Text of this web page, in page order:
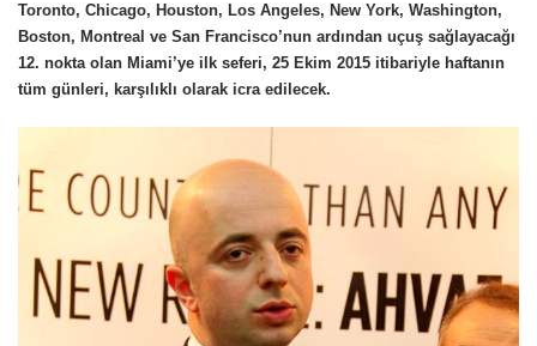
Toronto, Chicago, Houston, Los Angeles, New York, Washington,
Boston, Montreal ve San Francisco’nun ardından uçuş sağlayacağı
12. nokta olan Miami’ye ilk seferi, 25 Ekim 2015 itibariyle haftanın
tüm günleri, karşılıklı olarak icra edilecek.